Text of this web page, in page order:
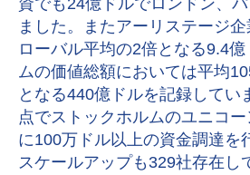
資でも24億ドルでロンドン、
ました。またアーリステージ
ローバル平均の2倍となる9.4
ムの価値総額においては平均
となる440億ドルを記録してい
点でストックホルムのユニコ
に100万ドル以上の資金調達を
スケールアップも329社存在し